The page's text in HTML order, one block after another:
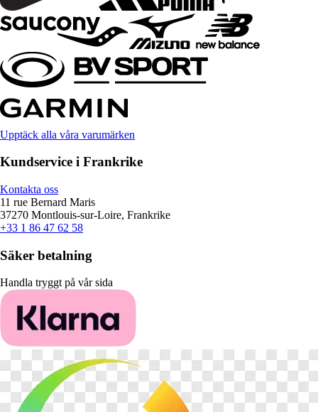
Upptäck alla våra varumärken
Kundservice i Frankrike
Kontakta oss
11 rue Bernard Maris
37270 Montlouis-sur-Loire, Frankrike
+33 1 86 47 62 58
Säker betalning
Handla tryggt på vår sida